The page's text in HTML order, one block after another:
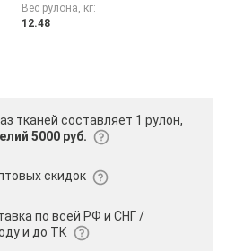
Вес рулона, кг:
12.48
тканей составляет 1 рулон,
5000 руб.
скидок
по всей РФ и СНГ /
и до ТК